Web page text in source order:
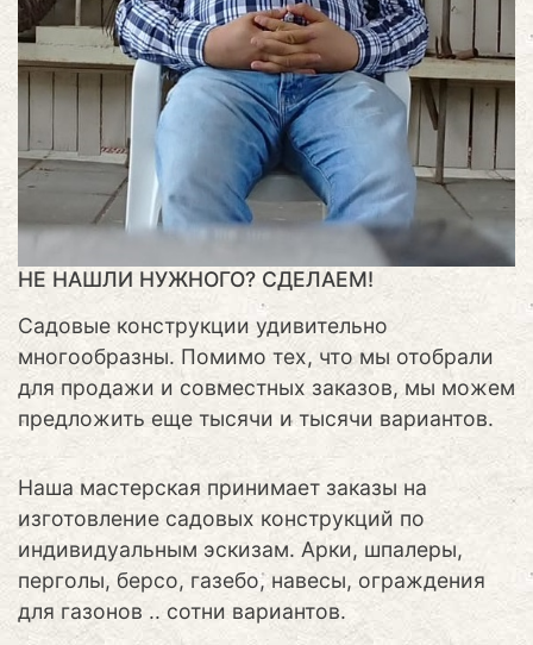
НЕ НАШЛИ НУЖНОГО? СДЕЛАЕМ!
Садовые конструкции удивительно
многообразны. Помимо тех, что мы отобрали
для продажи и совместных заказов, мы можем
предложить еще тысячи и тысячи вариантов.
Наша мастерская принимает заказы на
изготовление садовых конструкций по
индивидуальным эскизам. Арки, шпалеры,
перголы, берсо, газебо, навесы, ограждения
для газонов .. сотни вариантов.